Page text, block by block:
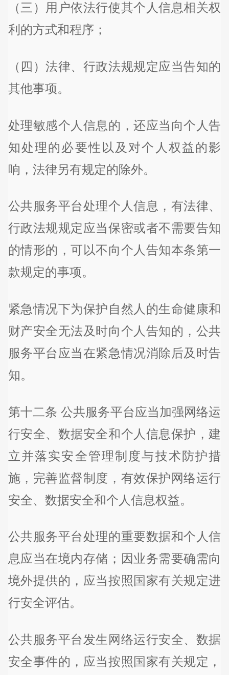
（三）用户依法行使其个人信息相关权
利的方式和程序；
（四）法律、行政法规规定应当告知的
其他事项。
处理敏感个人信息的，还应当向个人告
知处理的必要性以及对个人权益的影
响，法律另有规定的除外。
公共服务平台处理个人信息，有法律、
行政法规规定应当保密或者不需要告知
的情形的，可以不向个人告知本条第一
款规定的事项。
紧急情况下为保护自然人的生命健康和
财产安全无法及时向个人告知的，公共
服务平台应当在紧急情况消除后及时告
知。
第十二条 公共服务平台应当加强网络运
行安全、数据安全和个人信息保护，建
立并落实安全管理制度与技术防护措
施，完善监督制度，有效保护网络运行
安全、数据安全和个人信息权益。
公共服务平台处理的重要数据和个人信
息应当在境内存储；因业务需要确需向
境外提供的，应当按照国家有关规定进
行安全评估。
公共服务平台发生网络运行安全、数据
安全事件的，应当按照国家有关规定，